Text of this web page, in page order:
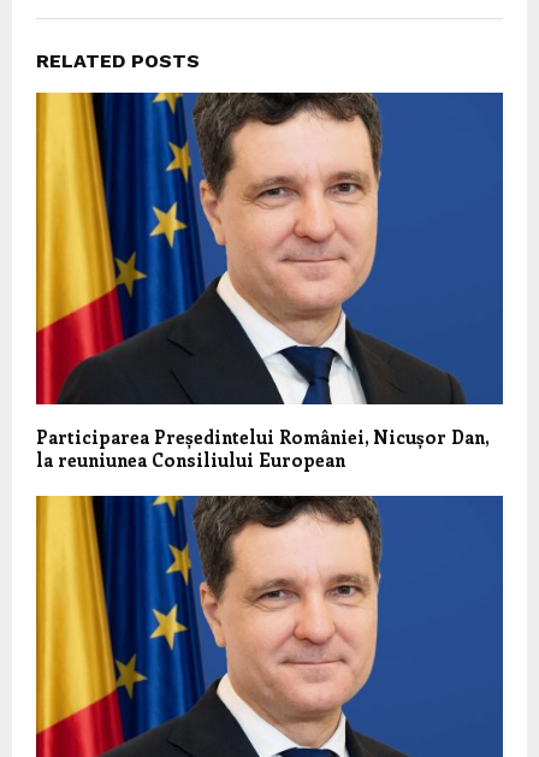
RELATED POSTS
Participarea Președintelui României, Nicușor Dan,
la reuniunea Consiliului European